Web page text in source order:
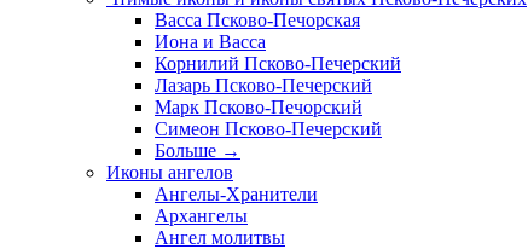
Васса Псково-Печорская
Иона и Васса
Корнилий Псково-Печерский
Лазарь Псково-Печерский
Марк Псково-Печорский
Симеон Псково-Печерский
Больше →
Иконы ангелов
Ангелы-Хранители
Архангелы
Ангел молитвы